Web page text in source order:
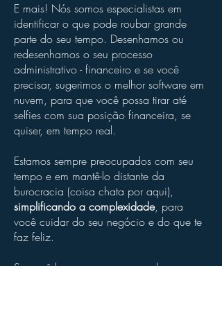
E mais! Nós somos especialistas em
identificar o que pode roubar grande
parte do seu tempo. Desenhamos ou
redesenhamos o seu processo
administrativo - financeiro e se você
precisar, sugerimos o melhor software em
nuvem, para que você possa tirar até
selfies com sua posição financeira, se
quiser, em tempo real.
Estamos sempre preocupados com seu
tempo e em mantê-lo distante da
burocracia (coisa chata por aqui),
simplificando a complexidade, para
você cuidar do seu negócio e do que te
faz feliz.
Se você busca uma empresa de